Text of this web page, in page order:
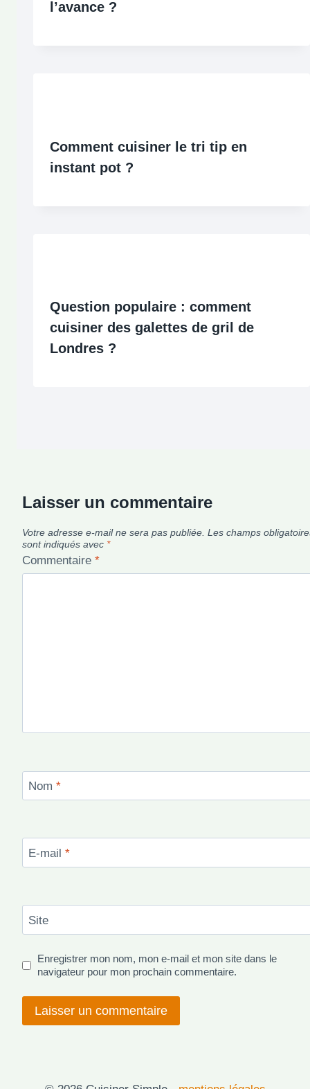
l’avance ?
Comment cuisiner le tri tip en
instant pot ?
Question populaire : comment
cuisiner des galettes de gril de
Londres ?
Laisser un commentaire
Votre adresse e-mail ne sera pas publiée. Les champs
sont indiqués avec *
Commentaire *
Nom *
E-mail *
Site
Enregistrer mon nom, mon e-mail et mon site dans le
navigateur pour mon prochain commentaire.